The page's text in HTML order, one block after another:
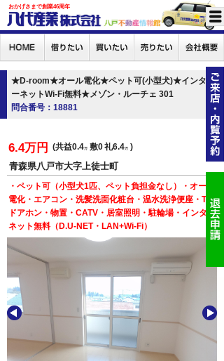
おかげさまで創業46周年
★D-room★オール電化★ペット可(小型犬)★インタ
ーネットWi-Fi無料★メゾン・ルーチェ 301
問合番号：18881
6.4万円 共益0.4万 敷0礼6.4万
青森県八戸市大字上徒士町
・ペット可（小型犬1匹、ペット負担金なし）・オール
電化・エアコン・洗髪洗面化粧台・温水洗浄便座・TV
ドアホン・物置・CATV・居室照明・駐輪場・インター
ネット無料（D.U-NET・LAN+Wi-Fi）